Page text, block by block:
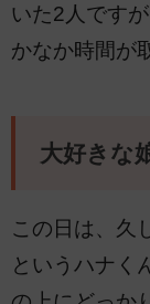
いた2人です
かなか時間が
大好きな
この日は、久
というハナく